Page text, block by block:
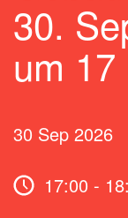
30.
um 17
30 Sep 2026
17:00 -